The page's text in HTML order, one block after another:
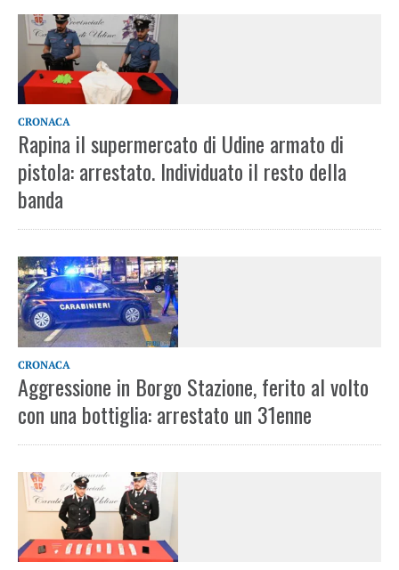
CRONACA
Rapina il supermercato di Udine armato di
pistola: arrestato. Individuato il resto della
banda
CRONACA
Aggressione in Borgo Stazione, ferito al volto
con una bottiglia: arrestato un 31enne